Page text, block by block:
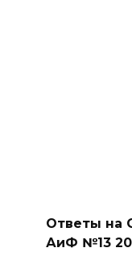
Ответы на
АиФ №13